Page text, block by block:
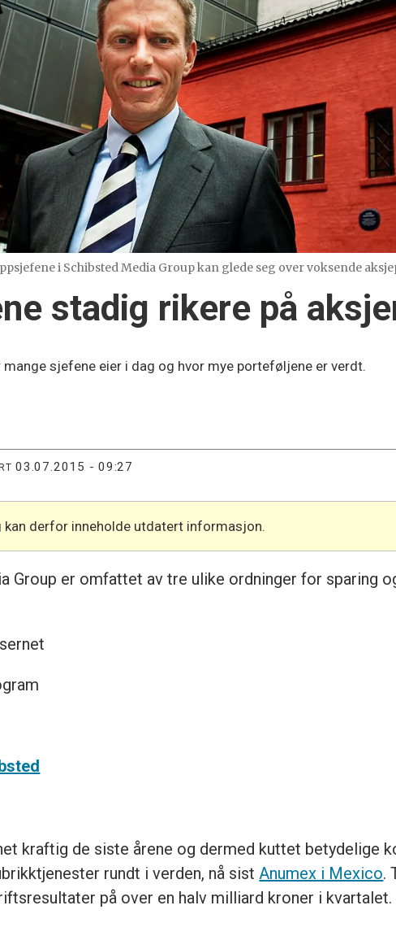
i Schibsted Media Group kan glede seg over voksende
stadig rikere på
sjefene eier i dag og hvor mye porteføljene er verdt.
03.07.2015 - 09:27
kan derfor inneholde utdatert informasjon.
Group er omfattet av tre ulike ordninger for sparing
kraftig de siste årene og dermed kuttet betydelige
rundt i verden, nå sistAnumex i Mexico.
på over en halv milliard kroner i